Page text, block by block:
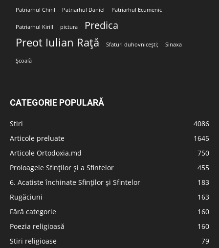
Patriarhul Chiril Patriarhul Daniel Patriarhul Ecumenic
Patriarhul Kirill pictura Predica
Preot Iulian Rață Sfaturi duhovnicești; Sinaxa
Școală
CATEGORIE POPULARĂ
Stiri
4086
Articole preluate
1645
Articole Ortodoxia.md
750
Proloagele Sfinților și a Sfintelor
455
6. Acatiste închinate Sfinților și Sfintelor
183
Rugăciuni
163
Fără categorie
160
Poezia religioasă
160
Stiri religioase
79